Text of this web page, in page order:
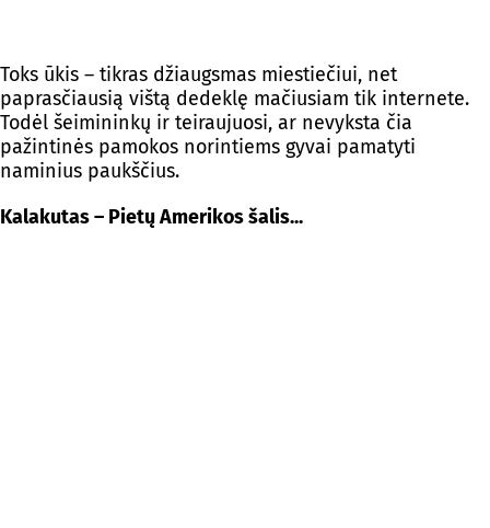
Toks ūkis – tikras džiaugsmas miestiečiui, net
paprasčiausią vištą dedeklę mačiusiam tik internete.
Todėl šeimininkų ir teiraujuosi, ar nevyksta čia
pažintinės pamokos norintiems gyvai pamatyti
naminius paukščius.
Kalakutas – Pietų Amerikos šalis...